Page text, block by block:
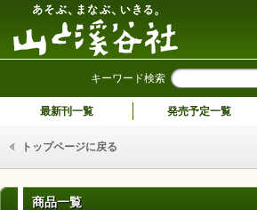
キーワード検索
最新刊一覧 発売予定一覧
トップページに戻る
商品一覧